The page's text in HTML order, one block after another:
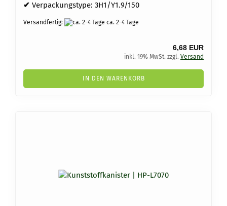
✔ Verpackungstype: 3H1/Y1.9/150
Versandfertig: ca. 2-4 Tage
6,68 EUR
inkl. 19% MwSt. zzgl. Versand
IN DEN WARENKORB